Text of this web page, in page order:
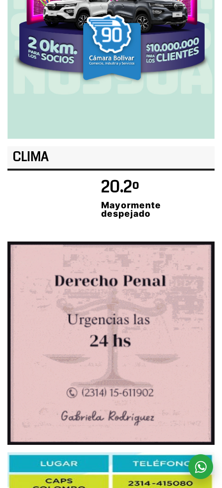
CLIMA
20.2º
Mayormente
despejado